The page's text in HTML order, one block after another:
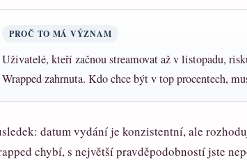
PROČ TO MÁ VÝZNAM
Uživatelé, kteří začnou streamovat až v listopadu,
Wrapped zahrnuta. Kdo chce být v top procentech,
datum vydání je konzistentní, ale
chybí, s největší pravděpodobností jste